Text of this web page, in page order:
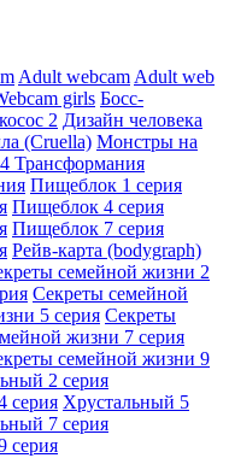
Adult webcam Adult web
girls Босс-
2 Дизайн человека
(Cruella) Монстры на
Трансформания
Пищеблок 1 серия
Пищеблок 4 серия
Пищеблок 7 серия
Рейв-карта (bodygraph)
семейной жизни 2
Секреты семейной
5 серия Секреты
жизни 7 серия
семейной жизни 9
2 серия
серия Хрустальный 5
7 серия
серия